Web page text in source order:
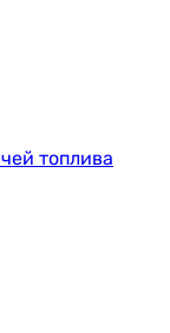
топлива